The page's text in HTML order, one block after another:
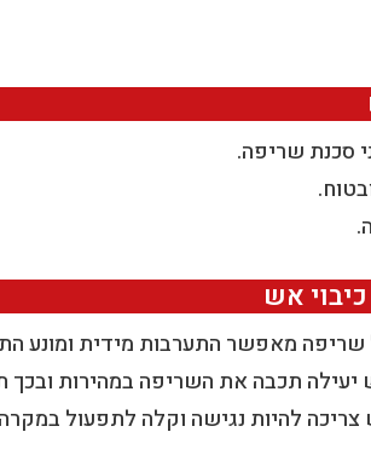
סכנת שריפה.
אש
שריפה מאפשר התערבות מידית ומונע
יעילה תכבה את השריפה במהירות ובכך
צריכה להיות נגישה וקלה לתפעול